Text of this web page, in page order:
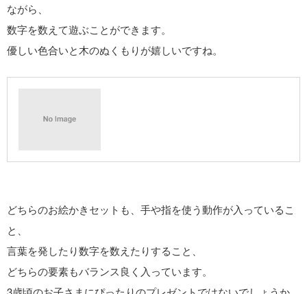
ながら、
数字を数えて遊ぶことができます。
優しい色合いと木のぬくもりが嬉しいですね。
どちらのお絵かきセットも、手や指を使う動作が入っているこ
と、
言葉を発したり数字を数えたりすること、
どちらの要素もバランス良く入っています。